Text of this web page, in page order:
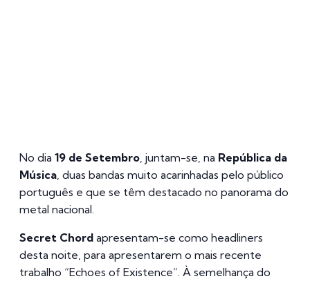
No dia 19 de Setembro , juntam-se, na República da
Música , duas bandas muito acarinhadas pelo público
português e que se têm destacado no panorama do
metal nacional.
Secret Chord apresentam-se como headliners
desta noite, para apresentarem o mais recente
trabalho “Echoes of Existence”. À semelhança do